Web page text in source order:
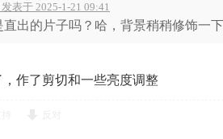
表于 2025-1-21 09:41
直出的片子吗？哈，背景稍稍修饰一
，作了剪切和一些亮度调整